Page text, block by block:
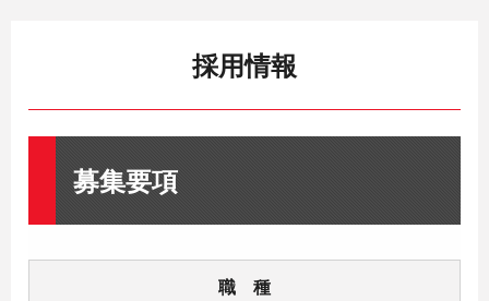
採用情報
募集要項
職 種